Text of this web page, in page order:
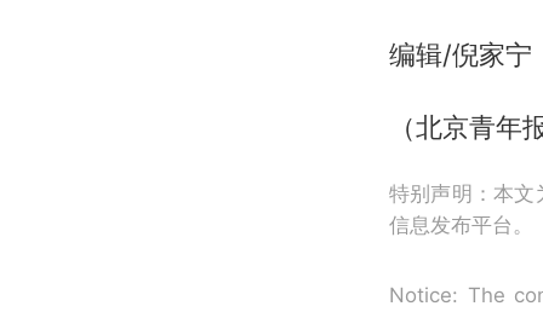
编辑/倪家宁
（北京青年
特别声明：本文
信息发布平台。
Notice: The